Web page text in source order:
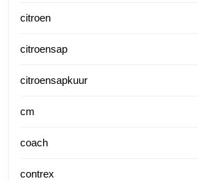
citroen
citroensap
citroensapkuur
cm
coach
contrex